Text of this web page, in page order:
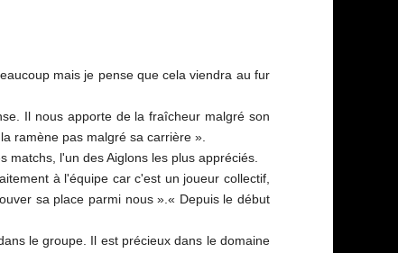
mais je pense que cela viendra au fur
Il nous apporte de la fraîcheur malgré son
ramène pas malgré sa carrière ».
l'un des Aiglons les plus appréciés.
à l'équipe car c'est un joueur collectif,
sa place parmi nous ».« Depuis le début
le groupe. Il est précieux dans le domaine